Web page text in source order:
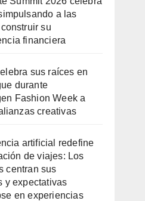
a las
su
financiera
sus raíces en
durante
Fashion Week a
creativas
artificial redefine
de viajes: Los
centran sus
y expectativas
en experiencias